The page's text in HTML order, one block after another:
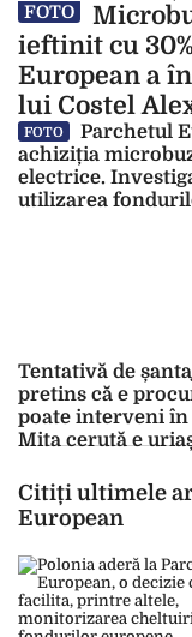
FOTO
ieftinit cu
European a
lui Costel
FOTO
Parchetul
achiziția
electrice.
utilizarea
Tentativă de
pretins că e
poate interveni
Mita cerută e
Citiți ultimele
European